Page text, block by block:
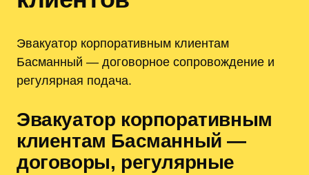
Эвакуатор корпоративным клиентам
Басманный — договорное сопровождение и
регулярная подача.
Эвакуатор корпоративным
клиентам Басманный —
договоры, регулярные